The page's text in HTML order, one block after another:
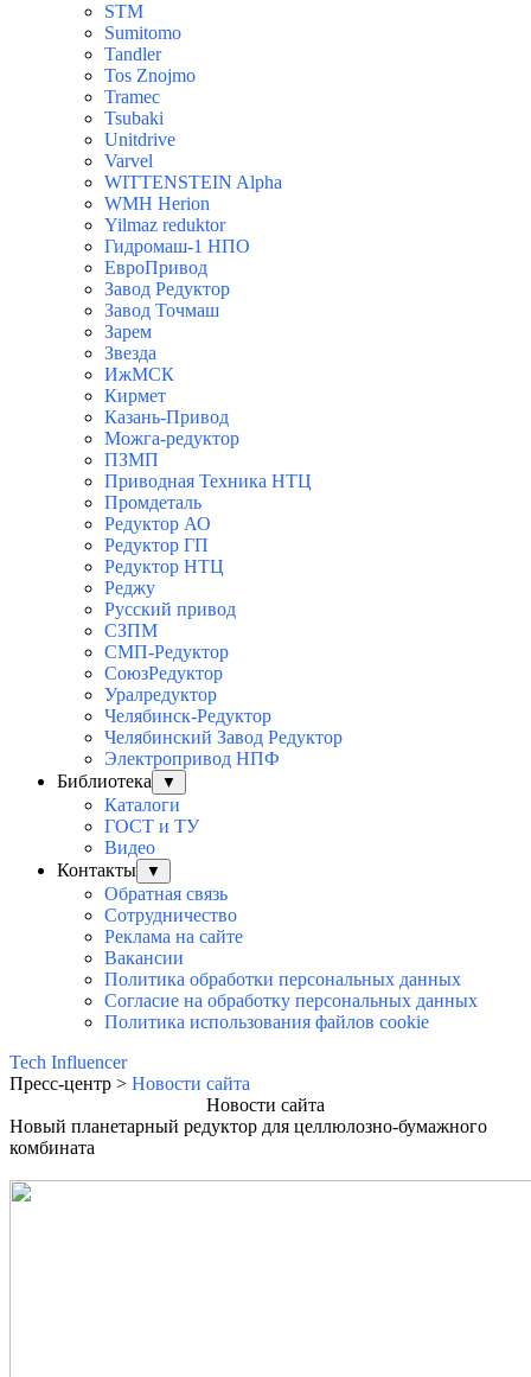
STM
Sumitomo
Tandler
Tos Znojmo
Tramec
Tsubaki
Unitdrive
Varvel
WITTENSTEIN Alpha
WMH Herion
Yilmaz reduktor
Гидромаш-1 НПО
ЕвроПривод
Завод Редуктор
Завод Точмаш
Зарем
Звезда
ИжМСК
Кирмет
Казань-Привод
Можга-редуктор
ПЗМП
Приводная Техника НТЦ
Промдеталь
Редуктор АО
Редуктор ГП
Редуктор НТЦ
Реджу
Русский привод
СЗПМ
СМП-Редуктор
СоюзРедуктор
Уралредуктор
Челябинск-Редуктор
Челябинский Завод Редуктор
Электропривод НПФ
Библиотека
▼
Каталоги
ГОСТ и ТУ
Видео
Контакты
▼
Обратная связь
Сотрудничество
Реклама на сайте
Вакансии
Политика обработки персональных данных
Согласие на обработку персональных данных
Политика использования файлов cookie
Tech Influencer
Пресс-центр > Новости сайта
Новости сайта
Новый планетарный редуктор для целлюлозно-бумажного
комбината